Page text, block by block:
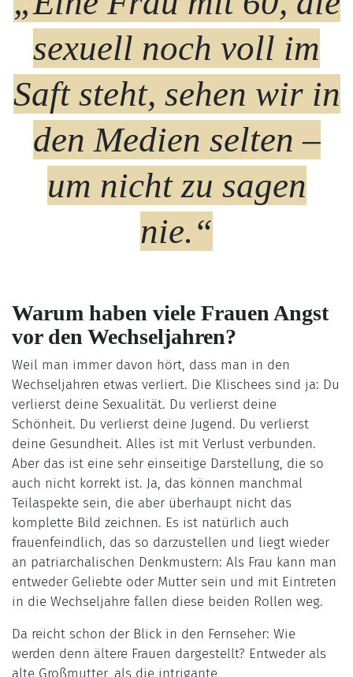
sexuell noch voll im
Saft steht, sehen wir in
den Medien selten –
um nicht zu sagen
nie.“
Warum haben viele Frauen Angst
vor den Wechseljahren?
Weil man immer davon hört, dass man in den
Wechseljahren etwas verliert. Die Klischees sind ja: Du
verlierst deine Sexualität. Du verlierst deine
Schönheit. Du verlierst deine Jugend. Du verlierst
deine Gesundheit. Alles ist mit Verlust verbunden.
Aber das ist eine sehr einseitige Darstellung, die so
auch nicht korrekt ist. Ja, das können manchmal
Teilaspekte sein, die aber überhaupt nicht das
komplette Bild zeichnen. Es ist natürlich auch
frauenfeindlich, das so darzustellen und liegt wieder
an patriarchalischen Denkmustern: Als Frau kann man
entweder Geliebte oder Mutter sein und mit Eintreten
in die Wechseljahre fallen diese beiden Rollen weg.
Da reicht schon der Blick in den Fernseher: Wie
werden denn ältere Frauen dargestellt? Entweder als
alte Großmutter, als die intrigante